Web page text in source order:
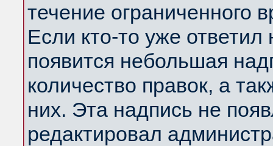
течение ограниченного
Если кто-то уже
появится небольшая
количество правок, а
них. Эта надпись не
редактировал